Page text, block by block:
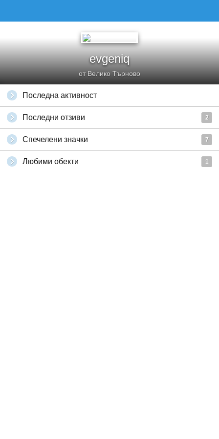
evgeniq
от Велико Търново
Последна активност
Последни отзиви 2
Спечелени значки 7
Любими обекти 1